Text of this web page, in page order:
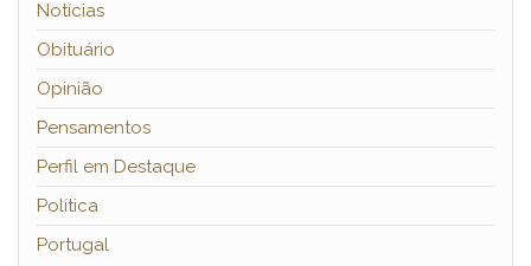
Notícias
Obituário
Opinião
Pensamentos
Perfil em Destaque
Política
Portugal